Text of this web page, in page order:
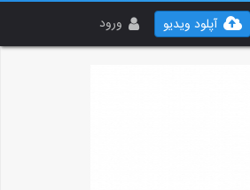
ورود آپلود ویدیو